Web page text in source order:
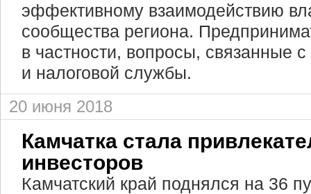
эффективному взаимодействию
сообщества региона.
в частности, вопросы, связанные
и налоговой службы.
20 июня 2018
Камчатка стала
инвесторов
Камчатский край поднялся на 36